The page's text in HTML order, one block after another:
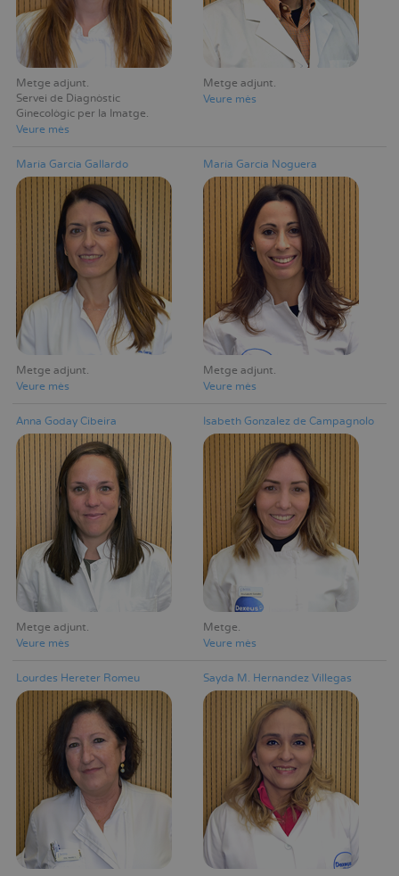
Metge adjunt
Servei de Diagnòstic
Ginecològic per la Imatge
Veure mès
Metge adjunt
Veure mès
María García Gallardo
Metge adjunt
Veure mès
María García Noguera
Metge adjunt
Veure mès
Anna Goday Cibeira
Metge adjunt
Veure mès
Isabeth Gonzalez de Campagnolo
Metge
Veure mès
Lourdes Hereter Romeu Sayda M. Hernandez Villegas